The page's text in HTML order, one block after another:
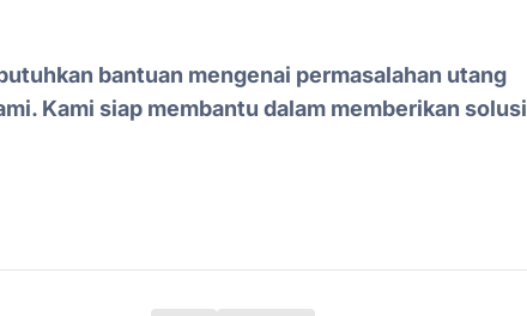
bantuan mengenai permasalahan utang
Kami siap membantu dalam memberikan solusi